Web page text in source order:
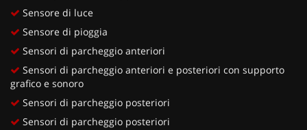
Sensore di luce
Sensore di pioggia
Sensori di parcheggio anteriori
Sensori di parcheggio anteriori e posteriori con supporto
grafico e sonoro
Sensori di parcheggio posteriori
Sensori di parcheggio posteriori